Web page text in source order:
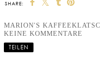
SHARE:
MARION'S
KEINE KOMMENTARE
TEILEN